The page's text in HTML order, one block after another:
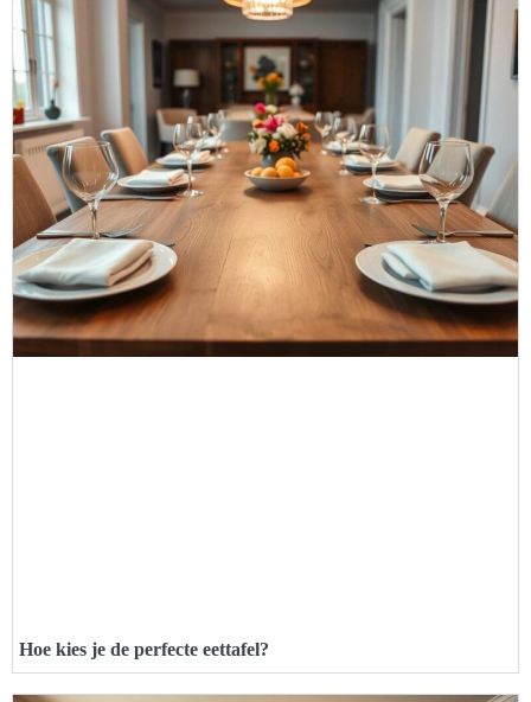
Hoe kies je de perfecte eettafel?